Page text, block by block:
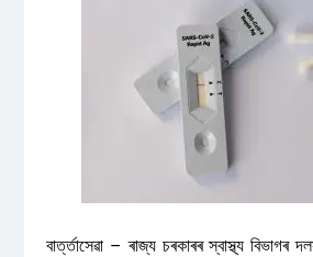
বাৰ্ত্তাসেৱা – ৰাজ্য চৰকাৰৰ স্বাস্থ্য বিভাগৰ